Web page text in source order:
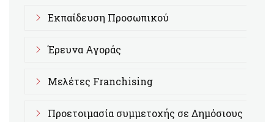
Εκπαίδευση Προσωπικού
Έρευνα Αγοράς
Μελέτες Franchising
Προετοιμασία συμμετοχής σε Δημόσιους